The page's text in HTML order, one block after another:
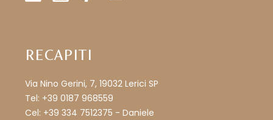
RECAPITI
Via Nino Gerini, 7, 19032 Lerici SP
Tel: +39 0187 968559
Cel: +39 334 7512375 - Daniele